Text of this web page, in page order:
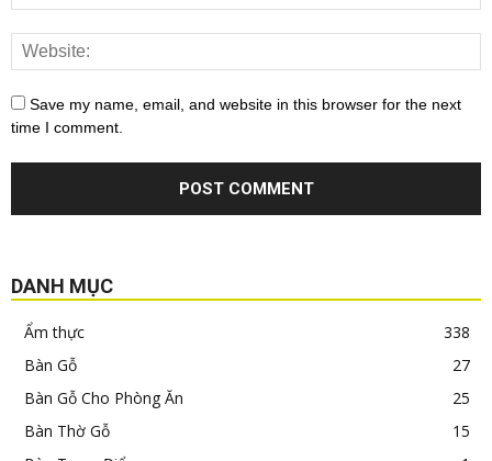
Save my name, email, and website in this browser for the next
time I comment.
DANH MỤC
Ẩm thực
338
Bàn Gỗ
27
Bàn Gỗ Cho Phòng Ăn
25
Bàn Thờ Gỗ
15